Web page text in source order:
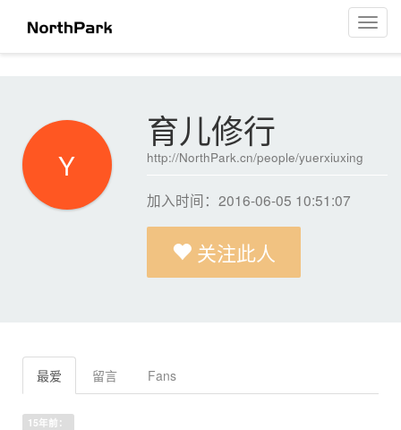
菜
单
Y
育儿修行
http://NorthPark.cn/people/yuerxiuxing
加入时间：2016-06-05 10:51:07
关注此人
最爱 留言 Fans
15年前：